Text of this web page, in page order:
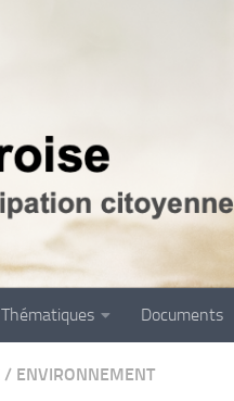
Thématiques Documents
/ ENVIRONNEMENT